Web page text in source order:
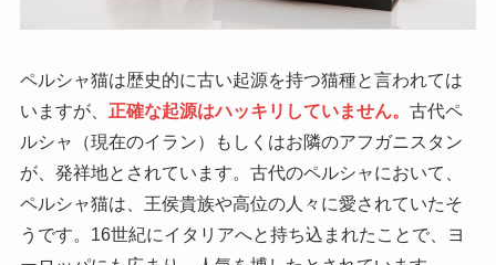
ペルシャ猫は歴史的に古い起源を持つ猫種と言われては
いますが、 正確な起源はハッキリしていません。 古代ペ
ルシャ（現在のイラン）もしくはお隣のアフガニスタン
が、発祥地とされています。古代のペルシャにおいて、
ペルシャ猫は、王侯貴族や高位の人々に愛されていたそ
うです。16世紀にイタリアへと持ち込まれたことで、ヨ